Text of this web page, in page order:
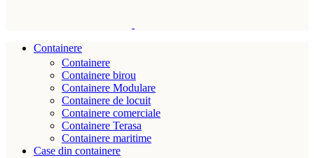
Containere
Containere
Containere birou
Containere Modulare
Containere de locuit
Containere comerciale
Containere Terasa
Containere maritime
Case din containere